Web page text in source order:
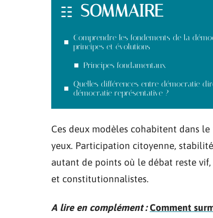
SOMMAIRE
Comprendre les fondements de la
principes et évolutions
Principes fondamentaux
Quelles différences entre démocratie
démocratie représentative ?
Ces deux modèles cohabitent dans
yeux. Participation citoyenne,
autant de points où le débat reste
et constitutionnalistes.
A lire en complément : Comment